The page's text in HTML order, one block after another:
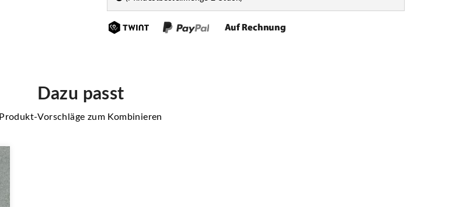
Dazu passt
Produkt-Vorschläge zum Kombinieren